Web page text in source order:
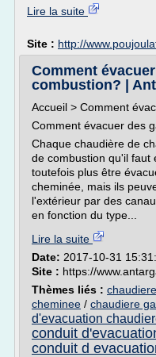
Lire la suite
Site : http://
Comment
combustion? |
Accueil > Comment
Comment évacuer des
Chaque chaudière de
de combustion qu'il faut
toutefois plus être
cheminée, mais ils
l'extérieur par des
en fonction du type...
Lire la suite
Date: 2017-10-31
Site : https://
Thèmes liés :
cheminee / chaudiere
d'evacuation
conduit
conduit d